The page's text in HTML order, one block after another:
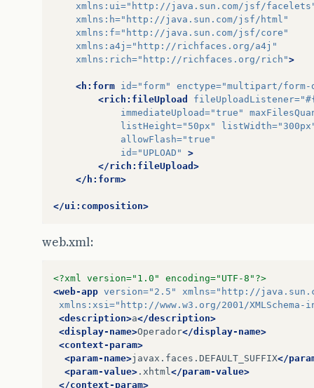
xmlns:ui="http://java.sun.com/jsf/
xmlns:h="http://java.sun.com/jsf/html"
xmlns:f="http://java.sun.com/jsf/core"
xmlns:a4j="http://richfaces.org/a4j"
xmlns:rich="http://richfaces.org/rich">
<h:form id="form" enctype="multipart/form-
<rich:fileUpload
fileUploadListener=
immediateUpload="true"
listHeight="50px" listWidth=
allowFlash="true"
id="UPLOAD"
>
</rich:fileUpload>
</h:form>
</ui:composition>
web.xml:
<?xml version="1.0" encoding="UTF-8"?>
<web-app version="2.5" xmlns="http://
xmlns:xsi="http://www.w3.org/2001/XMLSchema-
<description>a</description>
<display-name>Operador</display-name>
<context-param>
<param-name>javax.faces.DEFAULT_SUFFIX</
<param-value> .xhtml</param-value>
</context-param>